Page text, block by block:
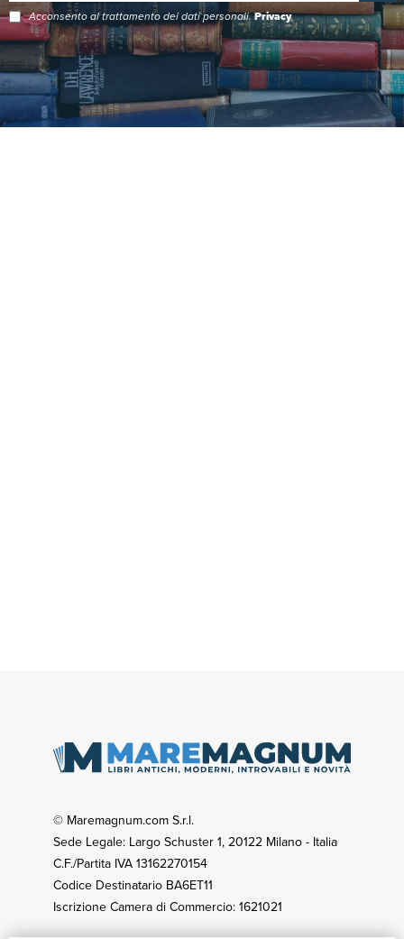
Acconsento al trattamento dei dati personali.Privacy
© Maremagnum.com S.r.l.
Sede Legale: Largo Schuster 1, 20122 Milano - Italia
C.F./Partita IVA 13162270154
Codice Destinatario BA6ET11
Iscrizione Camera di Commercio: 1621021